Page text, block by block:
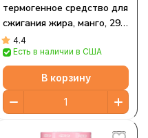
термогенное средство для
сжигания жира, манго, 294
г (10,37 унции)
4.4
Есть в наличии в США
В корзину